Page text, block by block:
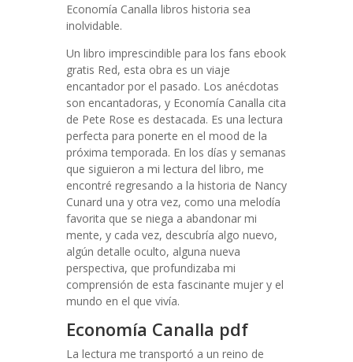
Economía Canalla libros historia sea
inolvidable.
Un libro imprescindible para los fans ebook
gratis Red, esta obra es un viaje
encantador por el pasado. Los anécdotas
son encantadoras, y Economía Canalla cita
de Pete Rose es destacada. Es una lectura
perfecta para ponerte en el mood de la
próxima temporada. En los días y semanas
que siguieron a mi lectura del libro, me
encontré regresando a la historia de Nancy
Cunard una y otra vez, como una melodía
favorita que se niega a abandonar mi
mente, y cada vez, descubría algo nuevo,
algún detalle oculto, alguna nueva
perspectiva, que profundizaba mi
comprensión de esta fascinante mujer y el
mundo en el que vivía.
Economía Canalla pdf
La lectura me transportó a un reino de